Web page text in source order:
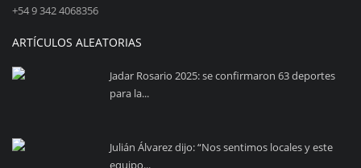
+54 9 342 4068356
ARTÍCULOS ALEATORIAS
Jadar Rosario 2025: se confirmaron 63 deportes
para la...
Julián Álvarez dijo: “Nos sentimos locales y este
equipo...